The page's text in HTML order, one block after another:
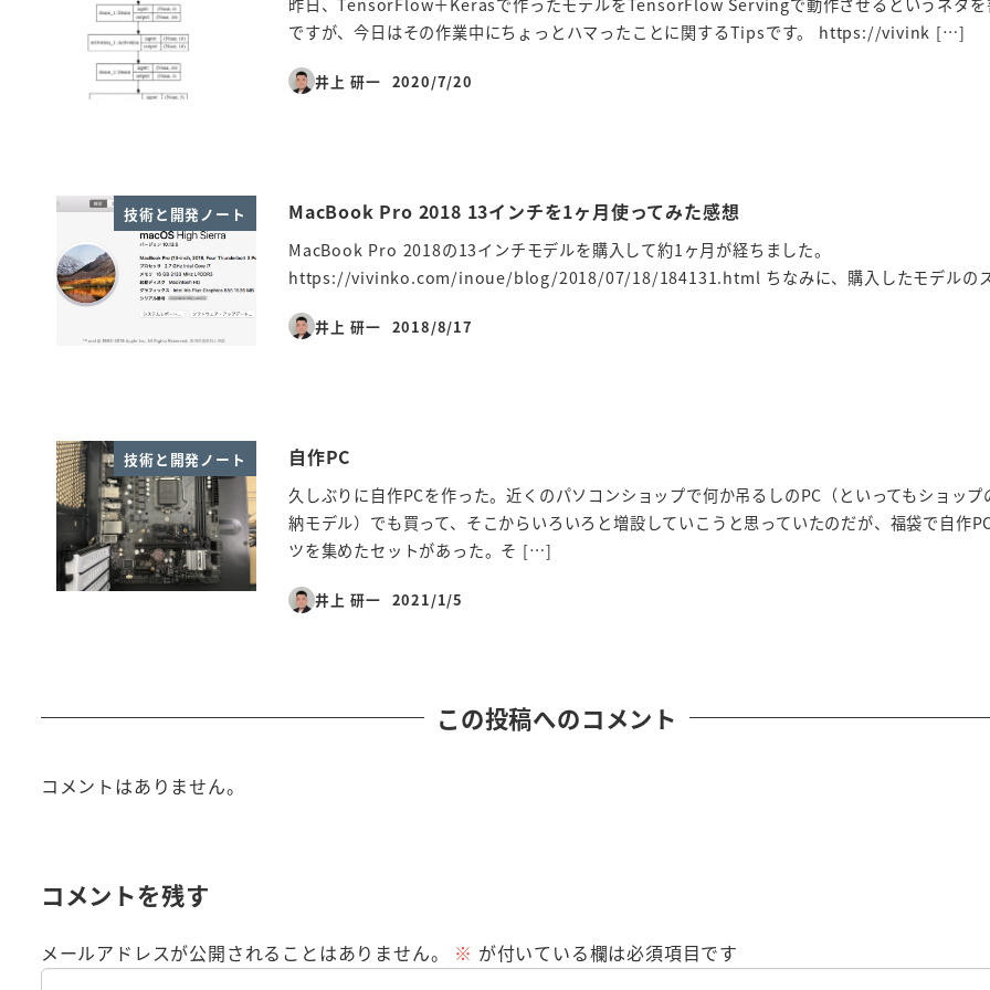
昨日、TensorFlow＋Kerasで作ったモデルをTensorFlow Servingで動作させるというネタを
ですが、今日はその作業中にちょっとハマったことに関するTipsです。 https://vivink […]
井上 研一
投稿日
2020/7/20
技術と開発ノート MacBook Pro 2018 13インチを1ヶ月使ってみた感想
MacBook Pro 2018の13インチモデルを購入して約1ヶ月が経ちました。
https://vivinko.com/inoue/blog/2018/07/18/184131.html ちなみに、購入したモデルの
井上 研一
投稿日
2018/8/17
技術と開発ノート 自作PC
久しぶりに自作PCを作った。近くのパソコンショップで何か吊るしのPC（といってもショップ
納モデル）でも買って、そこからいろいろと増設していこうと思っていたのだが、福袋で自作
ツを集めたセットがあった。そ […]
井上 研一
投稿日
2021/1/5
この投稿へのコメント
コメントはありません。
コメントを残す
メールアドレスが公開されることはありません。 ※ が付いている欄は必須項目です